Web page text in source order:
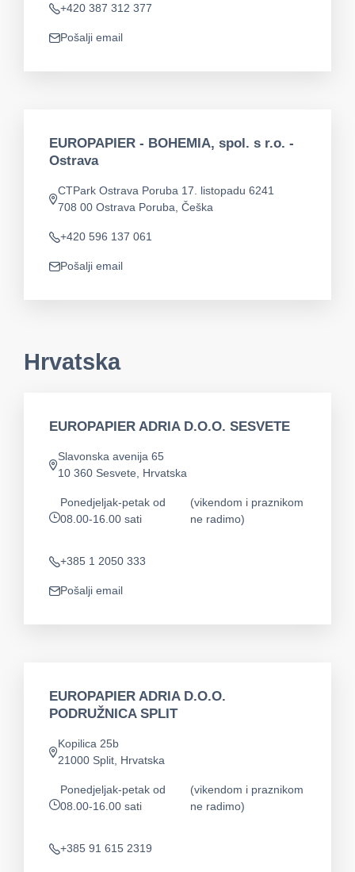
Telefon
+420 387 312 377
app.mail
Pošalji email
EUROPAPIER - BOHEMIA, spol. s r.o. -
Ostrava
app.address
CTPark Ostrava Poruba 17. listopadu 6241
708 00 Ostrava Poruba, Češka
Telefon
+420 596 137 061
app.mail
Pošalji email
Hrvatska
EUROPAPIER ADRIA D.O.O. SESVETE
app.address
Slavonska avenija 65
10 360 Sesvete, Hrvatska
app.opening-times
Ponedjeljak-petak od
08.00-16.00 sati
(vikendom i praznikom
ne radimo)
Telefon
+385 1 2050 333
app.mail
Pošalji email
EUROPAPIER ADRIA D.O.O.
PODRUŽNICA SPLIT
app.address
Kopilica 25b
21000 Split, Hrvatska
app.opening-times
Ponedjeljak-petak od
08.00-16.00 sati
(vikendom i praznikom
ne radimo)
Telefon
+385 91 615 2319